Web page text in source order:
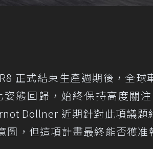
正式結束生產週期後，全
態回歸，始終保持高度關
Döllner 近期針對此項議
圖，但這項計畫最終能否獲